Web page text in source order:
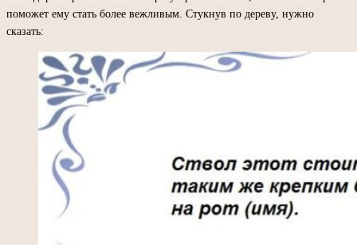
поможет ему стать более вежливым. Стукнув по дереву, нужно
сказать: